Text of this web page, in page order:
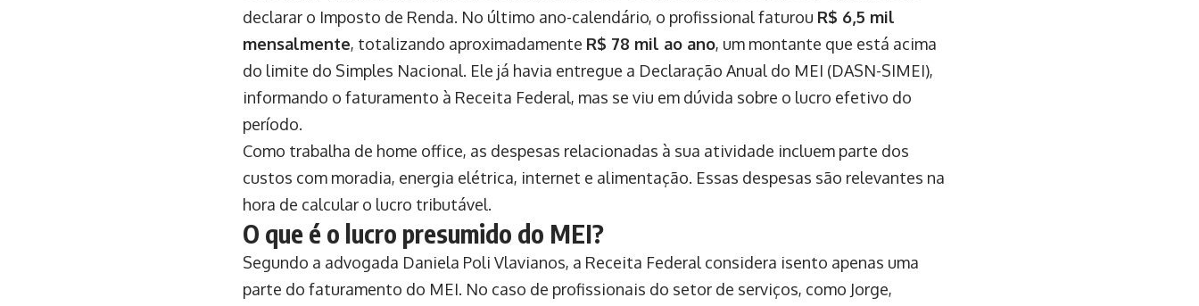
declarar o Imposto de Renda. No último ano-calendário, o profissional faturou R$ 6,5 mil
mensalmente, totalizando aproximadamente R$ 78 mil ao ano, um montante que está acima
do limite do Simples Nacional. Ele já havia entregue a Declaração Anual do MEI (DASN-SIMEI),
informando o faturamento à Receita Federal, mas se viu em dúvida sobre o lucro efetivo do
período.
Como trabalha de home office, as despesas relacionadas à sua atividade incluem parte dos
custos com moradia, energia elétrica, internet e alimentação. Essas despesas são relevantes na
hora de calcular o lucro tributável.
O que é o lucro presumido do MEI?
Segundo a advogada Daniela Poli Vlavianos, a Receita Federal considera isento apenas uma
parte do faturamento do MEI. No caso de profissionais do setor de serviços, como Jorge,